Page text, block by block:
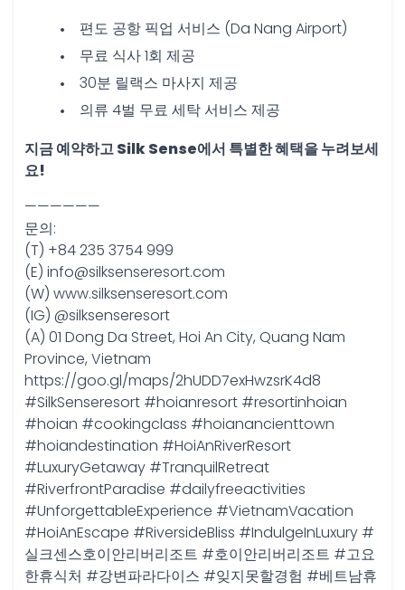
편도 공항 픽업 서비스 (Da Nang Airport)
무료 식사 1회 제공
30분 릴랙스 마사지 제공
의류 4벌 무료 세탁 서비스 제공
지금 예약하고 Silk Sense에서 특별한 혜택을 누려보세
요!
——————
문의:
(T) +84 235 3754 999
(E) info@silksenseresort.com
(W) www.silksenseresort.com
(IG) @silksenseresort
(A) 01 Dong Da Street, Hoi An City, Quang Nam
Province, Vietnam
https://goo.gl/maps/2hUDD7exHwzsrK4d8
#SilkSenseresort #hoianresort #resortinhoian
#hoian #cookingclass #hoianancienttown
#hoiandestination #HoiAnRiverResort
#LuxuryGetaway #TranquilRetreat
#RiverfrontParadise #dailyfreeactivities
#UnforgettableExperience #VietnamVacation
#HoiAnEscape #RiversideBliss #IndulgeInLuxury #
실크센스호이안리버리조트 #호이안리버리조트 #고요
한휴식처 #강변파라다이스 #잊지못할경험 #베트남휴